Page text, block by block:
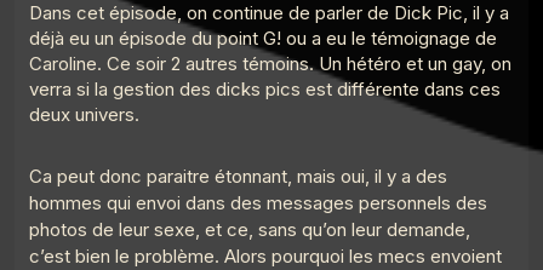
Le Poing G Le Point G! 2 Parler de ses fantasmes
3
Le Point G! 2 Fantasme homos
Le Poing G
4
Le point G! 2 Plaisirs multiples
Le Poing G
5
Le Point G! 2 Pendant le sommeil
Le Poing G
Le Point G! 2 Domination Soumission
Le Poing G
Dans cet épisode, on continue de parler de Dick Pic, il y a
déjà eu un épisode du point G! ou a eu le témoignage de
Caroline. Ce soir 2 autres témoins. Un hétéro et un gay, on
verra si la gestion des dicks pics est différente dans ces
deux univers.
Ca peut donc paraitre étonnant, mais oui, il y a des
hommes qui envoi dans des messages personnels des
photos de leur sexe, et ce, sans qu’on leur demande,
c’est bien le problème. Alors pourquoi les mecs envoient